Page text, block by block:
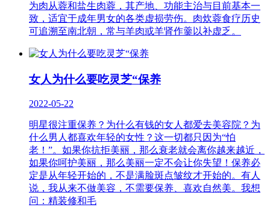
为肉从蓉和盐生肉蓉，其产地、功能主治与目前基本一
致，适宜于成年男女的各类虚损劳伤。肉炊蓉食疗历史
可追溯至南北朝，常与羊肉或羊肾作羹以补虚乏。
女人为什么要吃灵芝“保养
2022-05-22
明星很注重保养？为什么有钱的女人都爱去美容院？为
什么男人都喜欢年轻的女性？这一切都只因为“怕
老！”。如果你抗拒美丽，那么衰老就会离你越来越近，
如果你呵护美丽，那么美丽一定不会让你失望！保养必
定是从年轻开始的，不是满脸斑点皱纹才开始的。有人
说，我从来不做美容，不需要保养、喜欢自然美。我想
问：精装修和毛